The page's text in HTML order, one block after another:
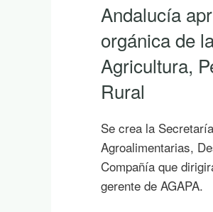
Andalucía
orgánica de
Agricultura,
Rural
Se crea la
Agroalimentarias,
Compañía que
gerente de AGAPA.